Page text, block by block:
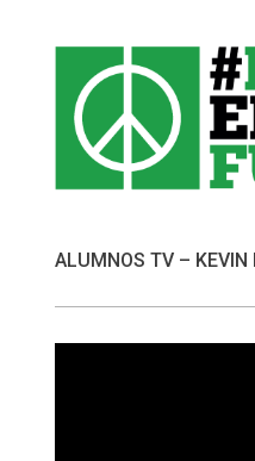
ALUMNOS TV – KEVIN